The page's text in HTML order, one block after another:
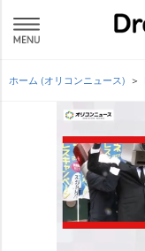
ホーム (オリコンニュース)